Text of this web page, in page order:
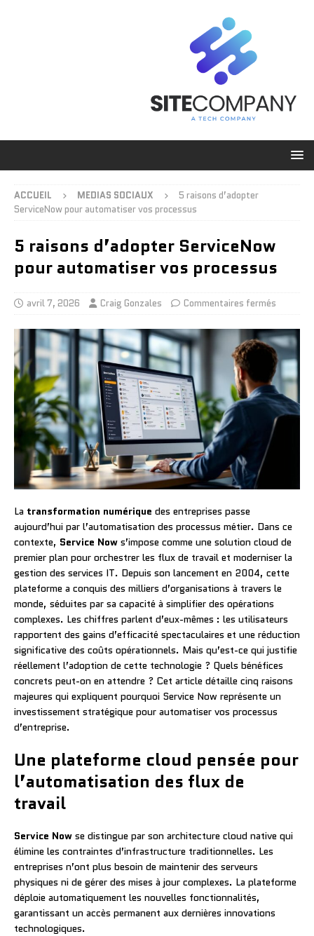
ACCUEIL MEDIAS SOCIAUX
5 raisons d’adopter
ServiceNow pour automatiser vos processus
5 raisons d’adopter ServiceNow
pour automatiser vos processus
avril 7, 2026 Craig Gonzales Commentaires fermés
La transformation numérique des entreprises passe
aujourd’hui par l’automatisation des processus métier. Dans ce
contexte, Service Now s’impose comme une solution cloud de
premier plan pour orchestrer les flux de travail et moderniser la
gestion des services IT. Depuis son lancement en 2004, cette
plateforme a conquis des milliers d’organisations à travers le
monde, séduites par sa capacité à simplifier des opérations
complexes. Les chiffres parlent d’eux-mêmes : les utilisateurs
rapportent des gains d’efficacité spectaculaires et une réduction
significative des coûts opérationnels. Mais qu’est-ce qui justifie
réellement l’adoption de cette technologie ? Quels bénéfices
concrets peut-on en attendre ? Cet article détaille cinq raisons
majeures qui expliquent pourquoi Service Now représente un
investissement stratégique pour automatiser vos processus
d’entreprise.
Une plateforme cloud pensée pour
l’automatisation des flux de
travail
Service Now se distingue par son architecture cloud native qui
élimine les contraintes d’infrastructure traditionnelles. Les
entreprises n’ont plus besoin de maintenir des serveurs
physiques ni de gérer des mises à jour complexes. La plateforme
déploie automatiquement les nouvelles fonctionnalités,
garantissant un accès permanent aux dernières innovations
technologiques.